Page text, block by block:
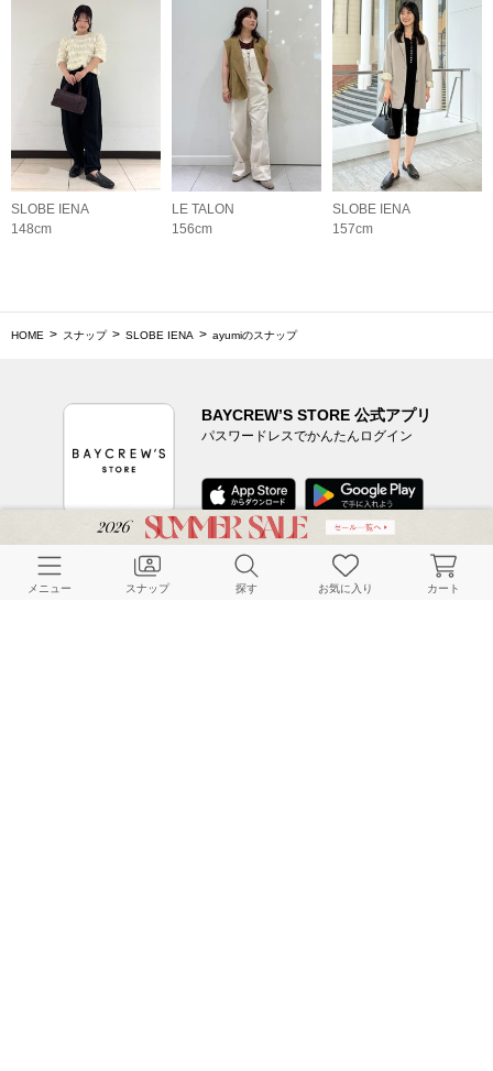
SLOBE IENA
148cm
LE TALON
156cm
SLOBE IENA
157cm
HOME スナップ SLOBE IENA ayumiのスナップ
BAYCREW’S STORE 公式アプリ
パスワードレスでかんたんログイン
CUSTOMER SERVICE
メニュー スナップ 探す お気に入り カート